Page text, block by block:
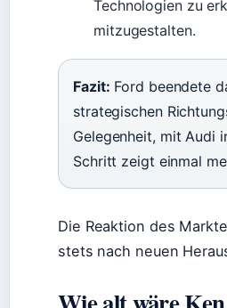
Technologien zu
mitzugestalten.
Fazit: Ford beendete
strategischen
Gelegenheit, mit Audi
Schritt zeigt einmal
Die Reaktion des
stets nach neuen